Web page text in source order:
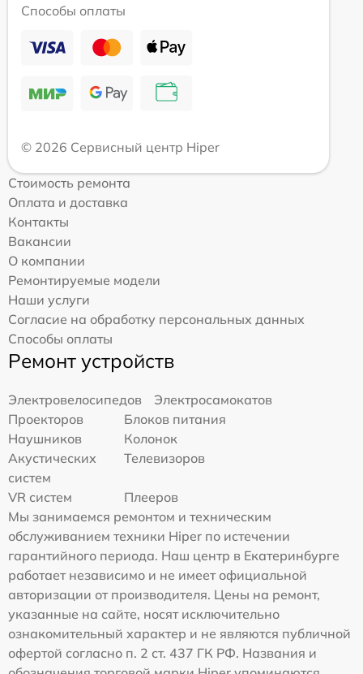
Способы оплаты
© 2026 Сервисный центр Hiper
Стоимость ремонта
Оплата и доставка
Контакты
Вакансии
О компании
Ремонтируемые модели
Наши услуги
Согласие на обработку персональных данных
Способы оплаты
Ремонт устройств
Электровелосипедов
Электросамокатов
Проекторов
Блоков питания
Наушников
Колонок
Акустических
систем
Телевизоров
VR систем
Плееров
Мы занимаемся ремонтом и техническим
обслуживанием техники Hiper по истечении
гарантийного периода. Наш центр в Екатеринбурге
работает независимо и не имеет официальной
авторизации от производителя. Цены на ремонт,
указанные на сайте, носят исключительно
ознакомительный характер и не являются публичной
офертой согласно п. 2 ст. 437 ГК РФ. Названия и